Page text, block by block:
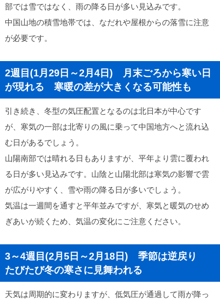
部では雪ではなく、雨の降る日が多い見込みです。
中国山地の積雪地帯では、なだれや屋根からの落雪に注意
が必要です。
2週目(1月29日～2月4日) 月末ごろから寒い日
が現れる 寒暖の差が大きくなる可能性も
引き続き、冬型の気圧配置となるのは北日本が中心です
が、寒気の一部は北寄りの風に乗って中国地方へと流れ込
む日があるでしょう。
山陽南部では晴れる日もありますが、平年より雲に覆われ
る日が多い見込みです。山陰と山陽北部は寒気の影響で雲
が広がりやすく、雪や雨の降る日が多いでしょう。
気温は一週間を通すと平年並みですが、寒気と暖気のせめ
ぎあいが続くため、気温の変化にご注意ください。
3～4週目(2月5日～2月18日) 季節は逆戻り
たびたび冬の寒さに見舞われる
天気は周期的に変わりますが、低気圧が通過して雨が降っ